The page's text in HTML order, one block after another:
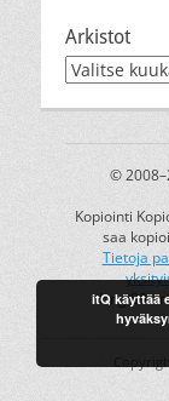
Arkistot
Arkistot
©
Kopiointi
saa
Tietoja
kingi89
itQ käyttää